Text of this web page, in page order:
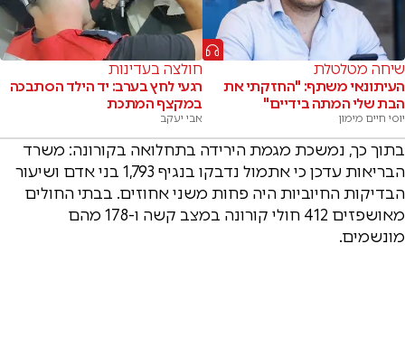
שיחה מטלטלת
העיתונאי משתף: "החזקתי את
הבת שלי המתה בידיים"
יוסי חיים מימון
חולצה בעדינות
רגעי לחץ בערב: יד הילד הסתבכה
במקצף המתכת
אבי יעקב
בתוך כך, נמשכת מגמת הירידה בתחלואה בקורונה: משרד
הבריאות עדכן כי אתמול נדבקו בנגיף 1,793 בני אדם ושיעור
הבדיקות החיוביות היה פחות משני אחוזים. בבתי החולים
מאושפזים 412 חולי קורונה במצב קשה ו-178 מהם
מונשמים.